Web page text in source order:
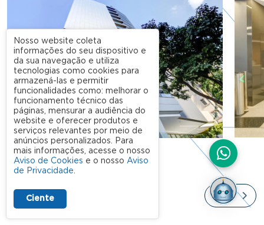
Nosso website coleta
informações do seu dispositivo e
da sua navegação e utiliza
tecnologias como cookies para
armazená-las e permitir
funcionalidades como: melhorar o
funcionamento técnico das
páginas, mensurar a audiência do
website e oferecer produtos e
serviços relevantes por meio de
anúncios personalizados. Para
mais informações, acesse o nosso
Aviso de Cookies e o nosso Aviso
de Privacidade.
Ciente